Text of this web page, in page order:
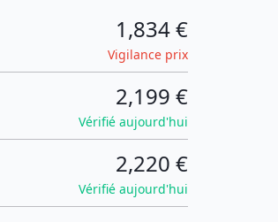
1,834 €
Vigilance prix
2,199 €
Vérifié aujourd'hui
2,220 €
Vérifié aujourd'hui